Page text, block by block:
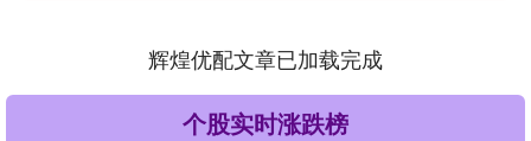
辉煌优配文章已加载完成
个股实时涨跌榜